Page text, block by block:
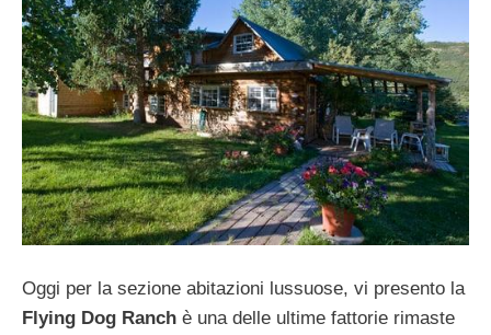
Oggi per la sezione abitazioni lussuose, vi presento la
Flying Dog Ranch è una delle ultime fattorie rimaste